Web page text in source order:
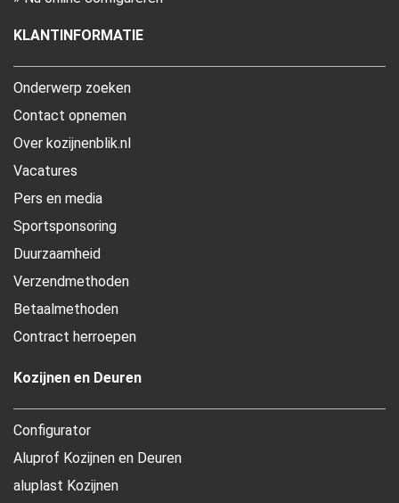
KLANTINFORMATIE
Onderwerp zoeken
Contact opnemen
Over kozijnenblik.nl
Vacatures
Pers en media
Sportsponsoring
Duurzaamheid
Verzendmethoden
Betaalmethoden
Contract herroepen
Kozijnen en Deuren
Configurator
Aluprof Kozijnen en Deuren
aluplast Kozijnen